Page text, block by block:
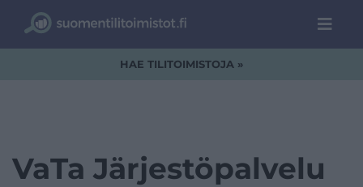
HAE TILITOIMISTOJA »
VaTa Järjestöpalvelu